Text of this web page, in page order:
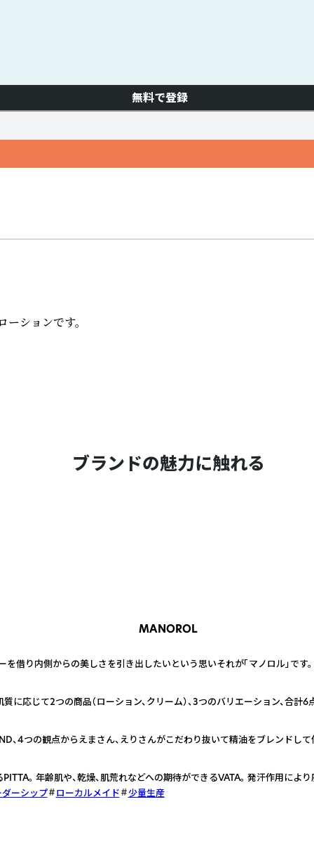
無料で登録
ションです。
ブランドの魅力に触れる
MANOROL
借り内側からの美しさを引き出したいという思いそれが「マノロル」です。
に応じて2つの商品（ローション、クリーム）、3つのバリエーション、合計6
、4つの観点からえまさん、えりさんがこだわり抜いて精油をブレンドして
。 年齢肌や、乾燥、肌荒れなどへの期待ができるVATA。 発汗作用によ
ーシップ
ローカルメイド 少量生産